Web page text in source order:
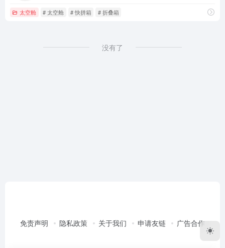
太空舱 # 太空舱 # 快拼箱 # 折叠箱
没有了
免责声明 隐私政策 关于我们 申请友链 广告合作